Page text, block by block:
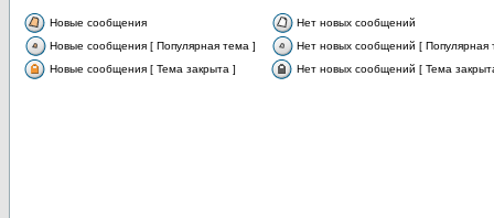
Новые сообщения
Нет новых сообщений
Новые сообщения [ Популярная тема ]
Нет новых сообщений [ Популярная
Новые сообщения [ Тема закрыта ]
Нет новых сообщений [ Тема